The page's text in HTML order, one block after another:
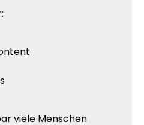
viele Menschen